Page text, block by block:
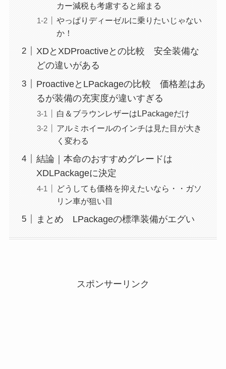
カー減税も考慮すると縮まる
やっぱりディーゼルに乗りたいじゃない
か！
XDとXDProactiveとの比較 安全装備な
どの違いがある
ProactiveとLPackageの比較 価格差はあ
るが装備の充実度が違いすぎる
白＆ブラウンレザーはLPackageだけ
アルミホイールのインチは見た目が大き
く変わる
結論｜本命のおすすめグレードは
XDLPackageに決定
どうしても価格を抑えたいなら・・ガソ
リン車が狙い目
まとめ LPackageの標準装備がエグい
スポンサーリンク